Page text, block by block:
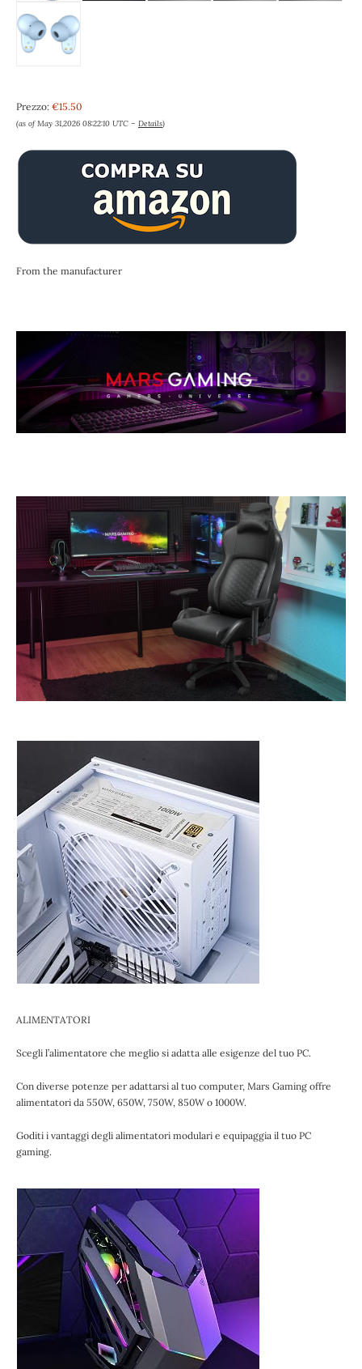
Prezzo: €15.50
(as of May 31,2026 08:22:10 UTC – Details)
From the manufacturer
ALIMENTATORI
Scegli l’alimentatore che meglio si adatta alle esigenze del tuo PC.
Con diverse potenze per adattarsi al tuo computer, Mars Gaming offre
alimentatori da 550W, 650W, 750W, 850W o 1000W.
Goditi i vantaggi degli alimentatori modulari e equipaggia il tuo PC
gaming.